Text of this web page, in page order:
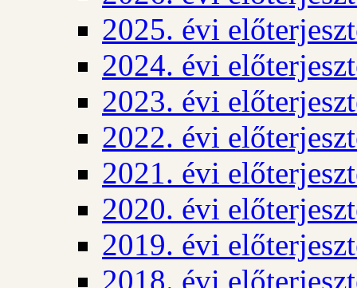
2025. évi
2024. évi
2023. évi
2022. évi
2021. évi
2020. évi
2019. évi
2018. évi